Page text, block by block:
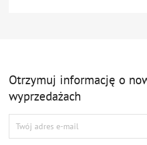
Otrzymuj informację o
wyprzedażach